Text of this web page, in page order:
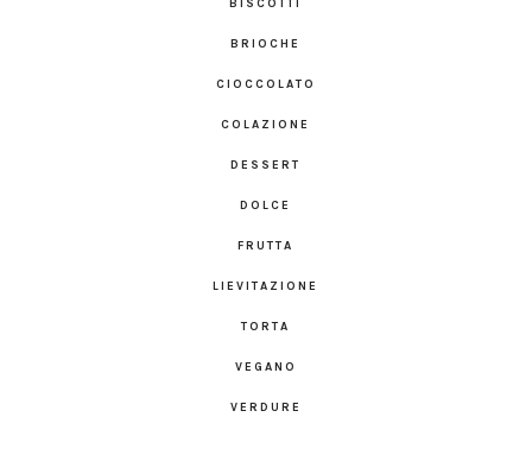
BISCOTTI
BRIOCHE
CIOCCOLATO
COLAZIONE
DESSERT
DOLCE
FRUTTA
LIEVITAZIONE
TORTA
VEGANO
VERDURE